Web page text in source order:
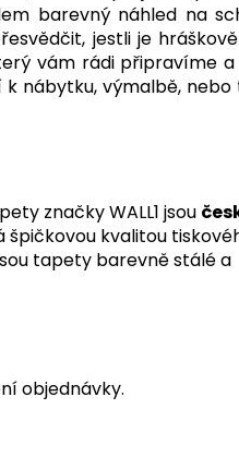
barevný náhled na
jestli je
vám rádi připravíme
k nábytku, výmalbě,
značky WALL1 jsou
kvalitou
tapety barevně stálé a
objednávky.